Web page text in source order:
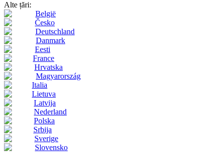
Alte țări:
België
Česko
Deutschland
Danmark
Eesti
France
Hrvatska
Magyarország
Italia
Lietuva
Latvija
Nederland
Polska
Srbija
Sverige
Slovensko